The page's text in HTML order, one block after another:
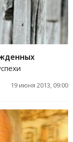
19 июня 2013, 09:00